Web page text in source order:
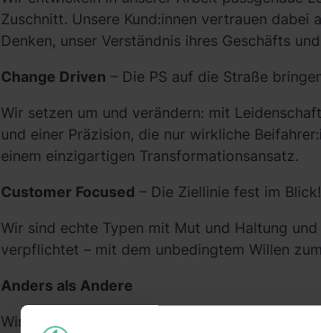
Zuschnitt. Unsere Kund:innen vertrauen dabei
Denken, unser Verständnis ihres Geschäfts
Change Driven – Die PS auf die Straße
Wir setzen um und verändern: mit
und einer Präzision, die nur wirkliche
einem einzigartigen Transformationsansatz.
Customer Focused – Die Ziellinie fest im Blick!
Wir sind echte Typen mit Mut und Haltung
verpflichtet – mit dem unbedingtem Willen
Anders als Andere
Wir entwickeln unsere Mitarbeit:innen seit